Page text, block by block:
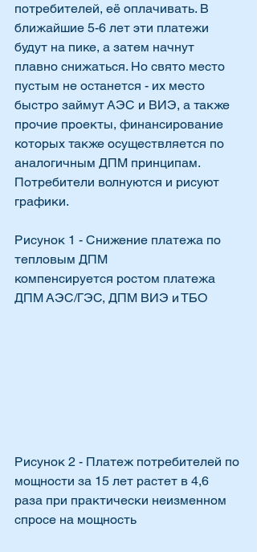
потребителей, её оплачивать. В
ближайшие 5-6 лет эти платежи
будут на пике, а затем начнут
плавно снижаться. Но свято место
пустым не останется - их место
быстро займут АЭС и ВИЭ, а также
прочие проекты, финансирование
которых также осуществляется по
аналогичным ДПМ принципам.
Потребители волнуются и рисуют
графики.
Рисунок 1 - Снижение платежа по
тепловым ДПМ
компенсируется ростом платежа
ДПМ АЭС/ГЭС, ДПМ ВИЭ и ТБО
Рисунок 2 - Платеж потребителей по
мощности за 15 лет растет в 4,6
раза при практически неизменном
спросе на мощность